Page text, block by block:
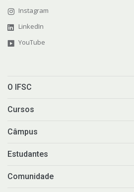
Instagram
LinkedIn
YouTube
O IFSC
Cursos
Câmpus
Estudantes
Comunidade